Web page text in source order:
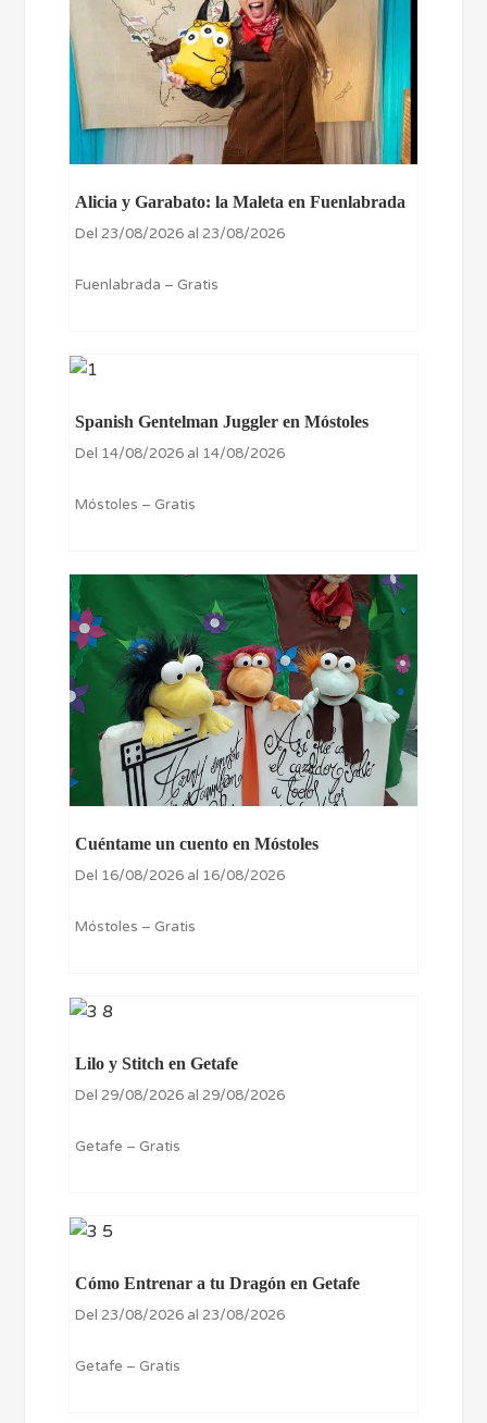
Alicia y Garabato: la Maleta en Fuenlabrada
Del 23/08/2026 al 23/08/2026
Fuenlabrada – Gratis
Spanish Gentelman Juggler en Móstoles
Del 14/08/2026 al 14/08/2026
Móstoles – Gratis
Cuéntame un cuento en Móstoles
Del 16/08/2026 al 16/08/2026
Móstoles – Gratis
Lilo y Stitch en Getafe
Del 29/08/2026 al 29/08/2026
Getafe – Gratis
Cómo Entrenar a tu Dragón en Getafe
Del 23/08/2026 al 23/08/2026
Getafe – Gratis